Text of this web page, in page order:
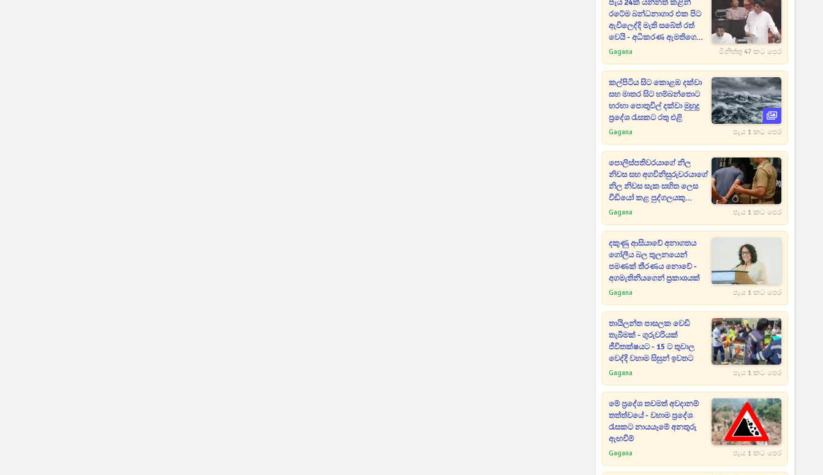
පැය 24ක් යන්නත් කළින්
රටේම බන්ධනාගාර එක පිට
ඇවිලෙද්දි මැති සබේත් රත්
වෙයි - අධිකරණ ඇමතිගෙන්
පැහැදිලි කිරීමක් ඉල්ලයි
Gagana මිනිත්තු 47 කට පෙර
කල්පිටිය සිට කොළඹ දක්වා
සහ මාතර සිට හම්බන්තොට
හරහා පොතුවිල් දක්වා මුහුදු
ප්‍රදේශ රැසකට රතු එළි
Gagana පැය 1 කට පෙර
පොලිස්පතිවරයාගේ නිල
නිවස සහ අගවිනිසුරුවරයාගේ
නිල නිවස සැක සහිත ලෙස
වීඩියෝ කළ පුද්ගලයකු
අත්අඩංගුවට
Gagana පැය 1 කට පෙර
දකුණු ආසියාවේ අනාගතය
ගෝලීය බල තුලනයෙන්
පමණක් තීරණය නොවේ -
අගමැතිනියගෙන් ප්‍රකාශයක්
Gagana පැය 1 කට පෙර
තායිලන්ත පාසලක වෙඩි
තැබීමක් - ගුරුවරියක්
ජීවිතක්ෂයට - 15 ට තුවාල
වෙද්දි වහාම සිසුන් ඉවතට
Gagana පැය 1 කට පෙර
මේ ප්‍රදේශ තවමත් අවදානම්
තත්ත්වයේ - වහාම ප්‍රදේශ
රැසකට නායයෑමේ අනතුරු
ඇඟවීම්
Gagana පැය 1 කට පෙර